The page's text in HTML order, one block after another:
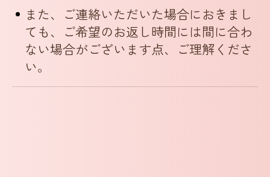
また、ご連絡いただいた場合におきまし
ても、ご希望のお返し時間には間に合わ
ない場合がございます点、ご理解くださ
い。